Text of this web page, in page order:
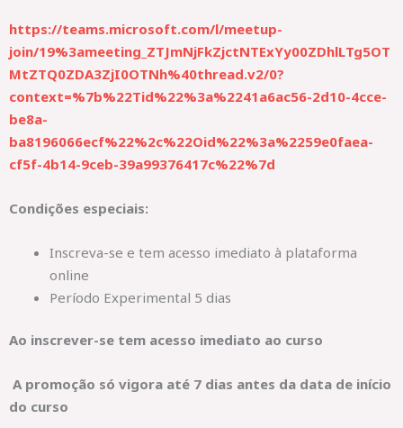
https://teams.microsoft.com/l/meetup-
join/19%3ameeting_ZTJmNjFkZjctNTExYy00ZDhlLTg5OT
MtZTQ0ZDA3ZjI0OTNh%40thread.v2/0?
context=%7b%22Tid%22%3a%2241a6ac56-2d10-4cce-
be8a-
ba8196066ecf%22%2c%22Oid%22%3a%2259e0faea-
cf5f-4b14-9ceb-39a99376417c%22%7d
Condições especiais:
Inscreva-se e tem acesso imediato à plataforma
online
Período Experimental 5 dias
Ao inscrever-se tem acesso imediato ao curso
A promoção só vigora até 7 dias antes da data de início
do curso